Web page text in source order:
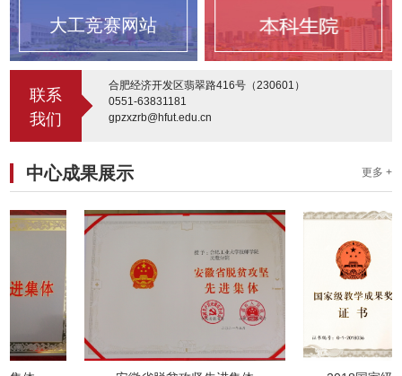
大工竞赛网站
联系
我们
合肥经济开发区翡翠路416号（230601）
0551-63831181
gpzxzrb@hfut.edu.cn
中心成果展示 更多 +